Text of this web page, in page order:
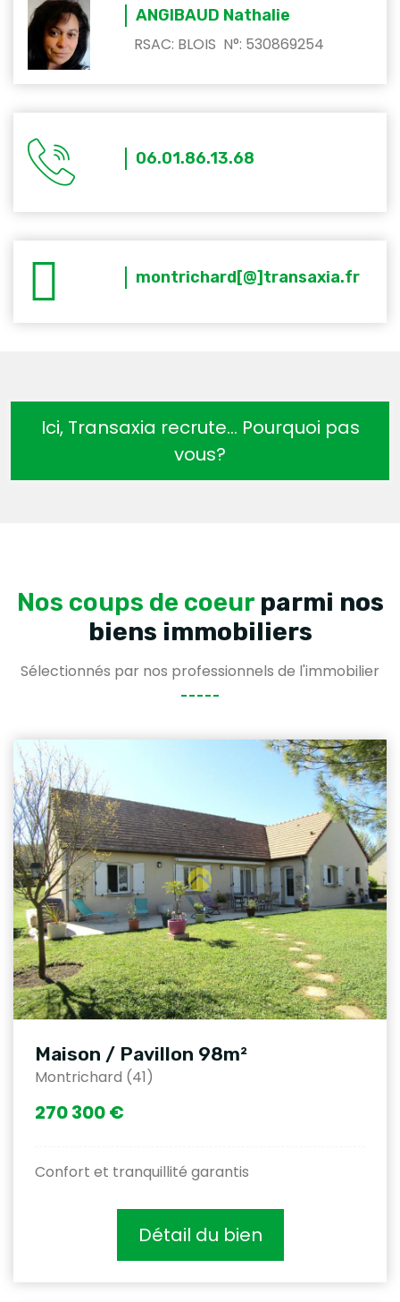
ANGIBAUD Nathalie
RSAC: BLOIS N°: 530869254
06.01.86.13.68
montrichard[@]transaxia.fr
Ici, Transaxia recrute… Pourquoi pas
vous?
Nos coups de coeur parmi nos
biens immobiliers
Sélectionnés par nos professionnels de l'immobilier
Maison / Pavillon 98m²
Montrichard (41)
270 300 €
Confort et tranquillité garantis
Détail du bien